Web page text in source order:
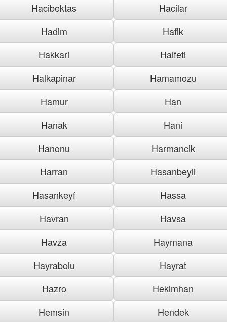
Hacibektas
Hacilar
Hadim
Hafik
Hakkari
Halfeti
Halkapinar
Hamamozu
Hamur
Han
Hanak
Hani
Hanonu
Harmancik
Harran
Hasanbeyli
Hasankeyf
Hassa
Havran
Havsa
Havza
Haymana
Hayrabolu
Hayrat
Hazro
Hekimhan
Hemsin
Hendek